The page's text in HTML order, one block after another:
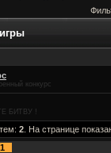
конкурс
БИТВУ !
2 . На странице
1